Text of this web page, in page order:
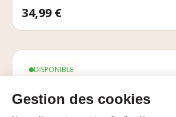
Prix
34,99 €
DISPONIBLE